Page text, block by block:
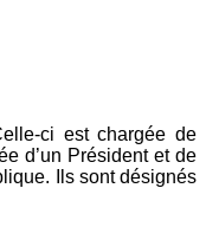
ci est chargée de
d’un Président et de
Ils sont désignés